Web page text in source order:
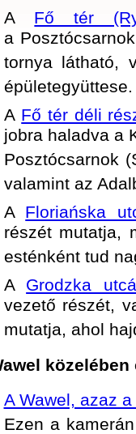
A Fő tér
a
tornya látható,
épületegyüttese.
A Fő tér déli
jobra haladva a
Posztócsarnok
valamint az
A Floriańska
részét mutatja,
esténként tud
A Grodzka
vezető részét,
mutatja, ahol
A Wawel, azaz
Ezen a